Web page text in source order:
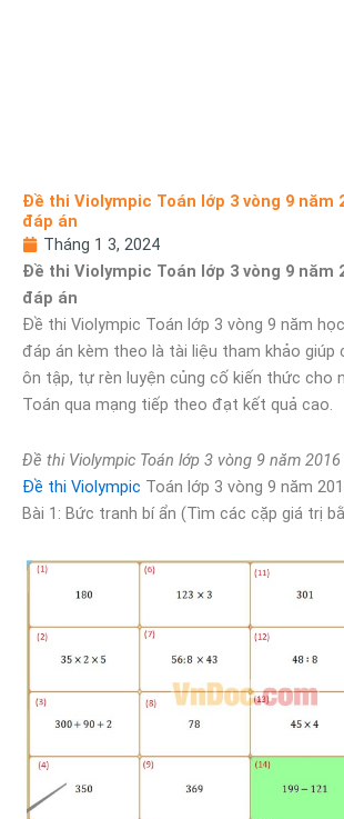
Đề thi Violympic Toán lớp 3 vòng 9 năm
đáp án
Tháng 1 3, 2024
Đề thi Violympic Toán lớp 3 vòng 9 năm
đáp án
Đề thi Violympic Toán lớp 3 vòng 9 năm
đáp án kèm theo là tài liệu tham khảo giúp
ôn tập, tự rèn luyện củng cố kiến thức cho
Toán qua mạng tiếp theo đạt kết quả cao.
Đề thi Violympic Toán lớp 3 vòng 9 năm
Đề thi Violympic Toán lớp 3 vòng 9 năm
Bài 1: Bức tranh bí ẩn (Tìm các cặp giá trị